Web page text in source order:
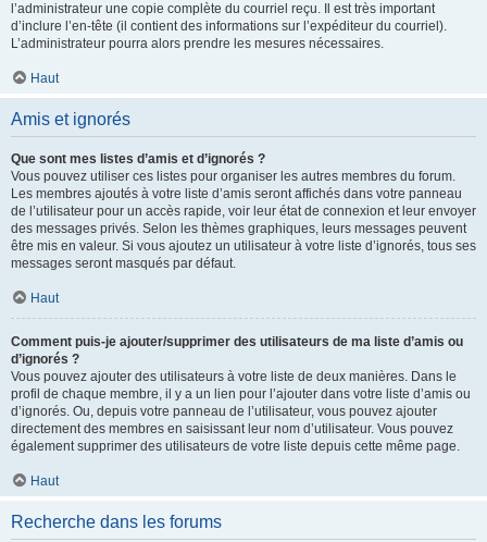
l’administrateur une copie complète du courriel reçu. Il est très important
d’inclure l’en-tête (il contient des informations sur l’expéditeur du courriel).
L’administrateur pourra alors prendre les mesures nécessaires.
Haut
Amis et ignorés
Que sont mes listes d’amis et d’ignorés ?
Vous pouvez utiliser ces listes pour organiser les autres membres du forum.
Les membres ajoutés à votre liste d’amis seront affichés dans votre panneau
de l’utilisateur pour un accès rapide, voir leur état de connexion et leur envoyer
des messages privés. Selon les thèmes graphiques, leurs messages peuvent
être mis en valeur. Si vous ajoutez un utilisateur à votre liste d’ignorés, tous ses
messages seront masqués par défaut.
Haut
Comment puis-je ajouter/supprimer des utilisateurs de ma liste d’amis ou
d’ignorés ?
Vous pouvez ajouter des utilisateurs à votre liste de deux manières. Dans le
profil de chaque membre, il y a un lien pour l’ajouter dans votre liste d’amis ou
d’ignorés. Ou, depuis votre panneau de l’utilisateur, vous pouvez ajouter
directement des membres en saisissant leur nom d’utilisateur. Vous pouvez
également supprimer des utilisateurs de votre liste depuis cette même page.
Haut
Recherche dans les forums